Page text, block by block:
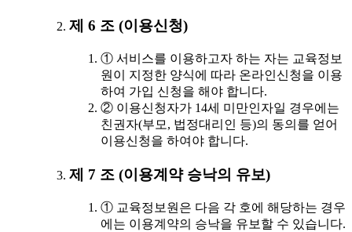
제 6 조 (이용신청)
① 서비스를 이용하고자 하는 자는 교육정보
원이 지정한 양식에 따라 온라인신청을 이용
하여 가입 신청을 해야 합니다.
② 이용신청자가 14세 미만인자일 경우에는
친권자(부모, 법정대리인 등)의 동의를 얻어
이용신청을 하여야 합니다.
제 7 조 (이용계약 승낙의 유보)
① 교육정보원은 다음 각 호에 해당하는 경우
에는 이용계약의 승낙을 유보할 수 있습니다.